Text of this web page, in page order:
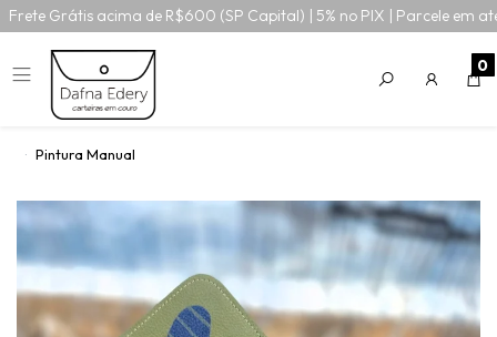
Frete Grátis acima de R$600 (SP Capital) | 5% no PIX | Parcele em
0
Pintura Manual